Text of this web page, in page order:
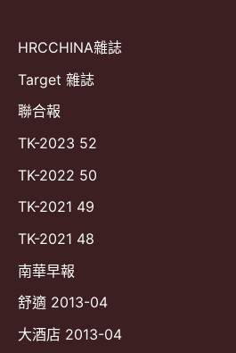
HRCCHINA雜誌
Target 雜誌
聯合報
TK-2023 52
TK-2022 50
TK-2021 49
TK-2021 48
南華早報
舒適 2013-04
大酒店 2013-04